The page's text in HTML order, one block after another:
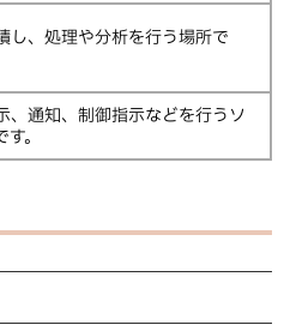
し、処理や分析を行う場所で
、通知、制御指示などを行うソ
。